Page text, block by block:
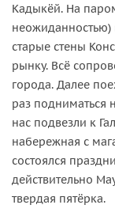
Кадыкёй. На
старые стены
рынку. Всё
города. Далее
раз подниматься
нас подвезли к
набережная с
состоялся
действительно
твердая пятёрка.